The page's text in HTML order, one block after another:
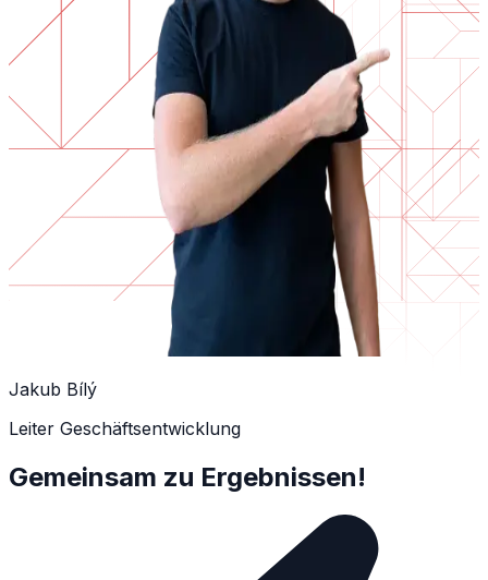
Jakub Bílý
Leiter Geschäftsentwicklung
Gemeinsam zu Ergebnissen!